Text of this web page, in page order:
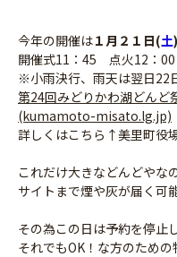
今年の開催は１月２１日(土
開催式11：45 点火12：00
※小雨決行、雨天は翌日22
第24回みどりかわ湖どんど
(kumamoto-misato.lg.jp)
詳しくはこちら↑美里町役
これだけ大きなどんどやな
サイトまで煙や灰が届く可
その為この日は予約を停止
それでもOK！な方のため